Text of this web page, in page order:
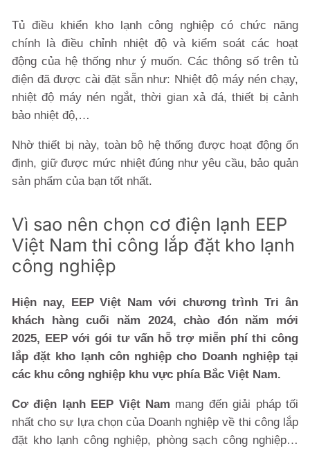
Tủ điều khiển kho lạnh công nghiệp có chức năng
chính là điều chỉnh nhiệt độ và kiểm soát các hoạt
động của hệ thống như ý muốn. Các thông số trên tủ
điện đã được cài đặt sẵn như: Nhiệt độ máy nén chạy,
nhiệt độ máy nén ngắt, thời gian xả đá, thiết bị cảnh
bảo nhiệt độ,…
Nhờ thiết bị này, toàn bộ hệ thống được hoạt động ổn
định, giữ được mức nhiệt đúng như yêu cầu, bảo quản
sản phẩm của bạn tốt nhất.
Vì sao nên chọn cơ điện lạnh EEP
Việt Nam thi công lắp đặt kho lạnh
công nghiệp
Hiện nay, EEP Việt Nam với chương trình Tri ân
khách hàng cuối năm 2024, chào đón năm mới
2025, EEP với gói tư vấn hỗ trợ miễn phí thi công
lắp đặt kho lạnh côn nghiệp cho Doanh nghiệp tại
các khu công nghiệp khu vực phía Bắc Việt Nam.
Cơ điện lạnh EEP Việt Nam mang đến giải pháp tối
nhất cho sự lựa chọn của Doanh nghiệp về thi công lắp
đặt kho lạnh công nghiệp, phòng sạch công nghiệp…